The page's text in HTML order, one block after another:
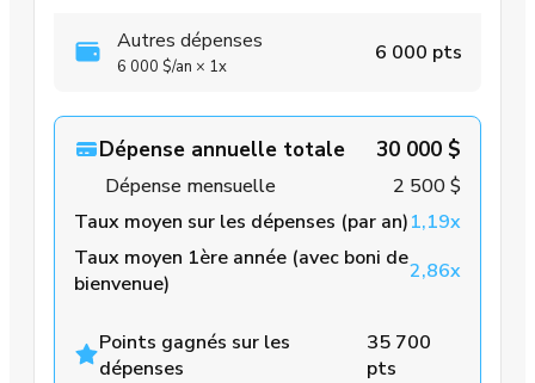
Autres dépenses
6 000 $/an × 1x
6 000 pts
Dépense annuelle totale 30 000 $
Dépense mensuelle
2 500 $
Taux moyen sur les dépenses (par an)1,19x
Taux moyen 1ère année (avec boni de
bienvenue)
2,86x
Points gagnés sur les
dépenses
35 700
pts